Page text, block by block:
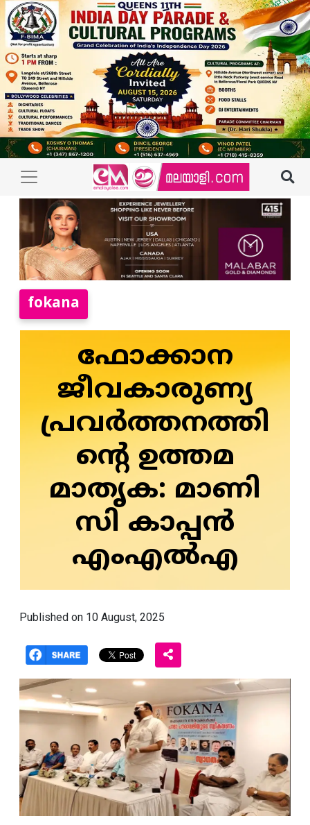
fokana
ഫോക്കാന
ജീവകാരുണ്യ
പ്രവർത്തനത്തി
ന്റെ ഉത്തമ
മാതൃക: മാണി
സി കാപ്പൻ
എംഎൽഎ
Published on 10 August, 2025